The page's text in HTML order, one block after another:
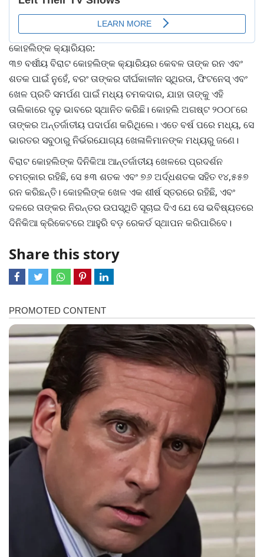
କୋହଲିଙ୍କ କ୍ୟାରିୟର:
୩୭ ବର୍ଷୀୟ ବିରାଟ କୋହଲିଙ୍କ କ୍ୟାରିୟର କେବଳ ତାଙ୍କ ରନ ଏବଂ
ଶତକ ପାଇଁ ନୁହେଁ, ବରଂ ତାଙ୍କର ଦୀର୍ଘକାଳୀନ ସ୍ଥିରତା, ଫିଟନେସ୍ ଏବଂ
ଖେଳ ପ୍ରତି ସମର୍ପଣ ପାଇଁ ମଧ୍ୟ ଚମକଦାର, ଯାହା ତାଙ୍କୁ ଏହି
ତାଲିକାରେ ଦୃଢ଼ ଭାବରେ ସ୍ଥାନିତ କରିଛି। କୋହଲି ଅଗଷ୍ଟ ୨୦୦୮ରେ
ତାଙ୍କର ଅନ୍ତର୍ଜାତୀୟ ପଦାର୍ପଣ କରିଥିଲେ। ଏତେ ବର୍ଷ ପରେ ମଧ୍ୟ, ସେ
ଭାରତର ସବୁଠାରୁ ନିର୍ଭରଯୋଗ୍ୟ ଖେଳାଳିମାନଙ୍କ ମଧ୍ୟରୁ ଜଣେ।
ବିରାଟ କୋହଲିଙ୍କ ଦିନିକିଆ ଆନ୍ତର୍ଜାତୀୟ ଖେଳରେ ପ୍ରଦର୍ଶନ
ଚମତ୍କାର ରହିଛି, ସେ ୫୩ ଶତକ ଏବଂ ୭୬ ଅର୍ଦ୍ଧଶତକ ସହିତ ୧୪,୫୫୭
ରନ କରିଛନ୍ତି। କୋହଲିଙ୍କ ଖେଳ ଏକ ଶୀର୍ଷ ସ୍ତରରେ ରହିଛି, ଏବଂ
ଦଳରେ ତାଙ୍କର ନିରନ୍ତର ଉପସ୍ଥିତି ସୂଚାଇ ଦିଏ ଯେ ସେ ଭବିଷ୍ୟତରେ
ଦିନିକିଆ କ୍ରିକେଟରେ ଆହୁରି ବଡ଼ ରେକର୍ଡ ସ୍ଥାପନ କରିପାରିବେ।
Share this story